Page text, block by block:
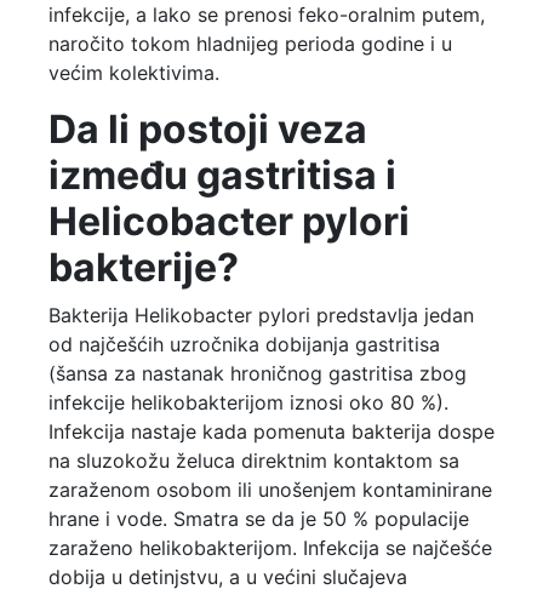
infekcije, a lako se prenosi feko-oralnim putem,
naročito tokom hladnijeg perioda godine i u
većim kolektivima.
Da li postoji veza
između gastritisa i
Helicobacter pylori
bakterije?
Bakterija Helikobacter pylori predstavlja jedan
od najčešćih uzročnika dobijanja gastritisa
(šansa za nastanak hroničnog gastritisa zbog
infekcije helikobakterijom iznosi oko 80 %).
Infekcija nastaje kada pomenuta bakterija dospe
na sluzokožu želuca direktnim kontaktom sa
zaraženom osobom ili unošenjem kontaminirane
hrane i vode. Smatra se da je 50 % populacije
zaraženo helikobakterijom. Infekcija se najčešće
dobija u detinjstvu, a u većini slučajeva